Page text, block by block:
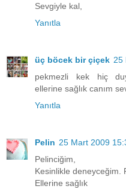
Sevgiyle kal,
Yanıtla
üç böcek bir çiçek 25
pekmezli kek hiç
ellerine sağlık canım
Yanıtla
Pelin 25 Mart 2009
Pelinciğim,
Kesinlikle deneyceğim.
Ellerine sağlık